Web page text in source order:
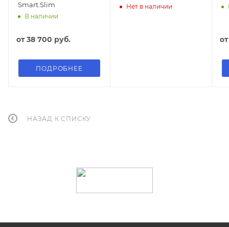
Smart.Slim
В наличии
от38 700 руб.
ПОДРОБНЕЕ
Нет в наличии
НАЗАД К СПИСКУ